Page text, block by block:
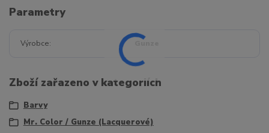
Parametry
Výrobce
Zboží zařazeno v kategoriích
Barvy
Mr. Color / Gunze (Lacquerové)